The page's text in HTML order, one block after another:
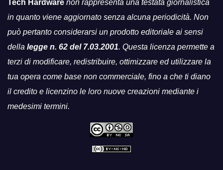
Tech Hardware non rappresenta una testata giornalistica
in quanto viene aggiornato senza alcuna periodicità. Non
può pertanto considerarsi un prodotto editoriale ai sensi
della legge n. 62 del 7.03.2001. Questa licenza permette a
terzi di modificare, redistribuire, ottimizzare ed utilizzare la
tua opera come base non commerciale, fino a che ti diano
il credito e licenzino le loro nuove creazioni mediante i
medesimi termini.